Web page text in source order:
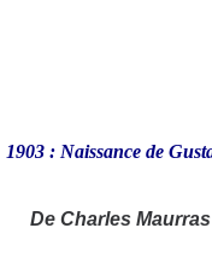
1903 : Naissance de
De Charles